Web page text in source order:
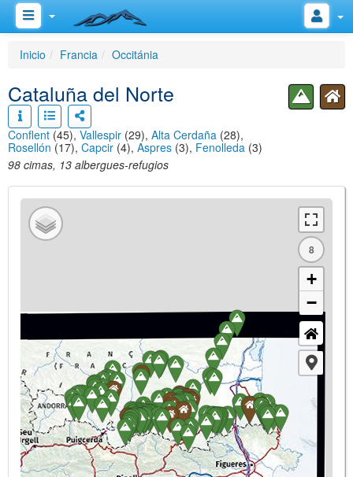
Inicio Francia Occitánia
Cataluña del Norte
Conflent (45), Vallespir (29), Alta Cerdaña (28),
Rosellón (17), Capcir (4), Aspres (3), Fenolleda (3)
98 cimas, 13 albergues-refugios
8
+
−